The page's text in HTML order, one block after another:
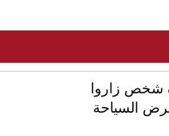
150 ألف شخص زاروا
في 2016 بغرض السياحة